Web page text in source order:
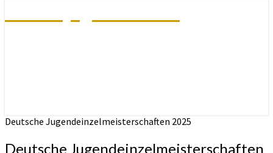
Deutsche Jugendeinzelmeisterschaften 2025
Deutsche Jugendeinzelmeisterschaften